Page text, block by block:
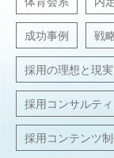
成功事例 戦
採用の理想と現実
採用コンサルテ
採用コンテンツ